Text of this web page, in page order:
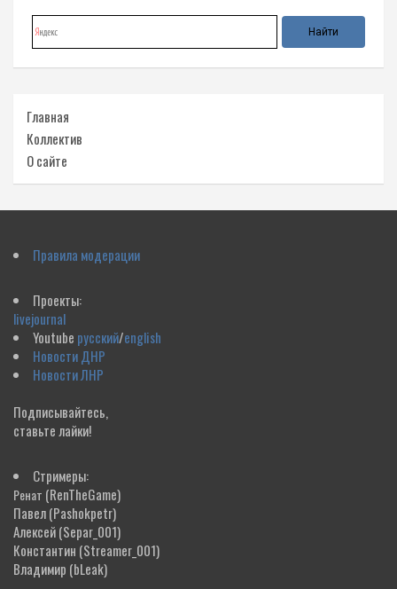
Главная
Коллектив
О сайте
Правила модерации
Проекты:
livejournal
Youtube русский/english
Новости ДНР
Новости ЛНР
Подписывайтесь,
ставьте лайки!
Стримеры:
Ренат (RenTheGame)
Павел(Pashokpetr)
Алексей(Separ_001)
Константин (Streamer_001)
Владимир (bLeak)